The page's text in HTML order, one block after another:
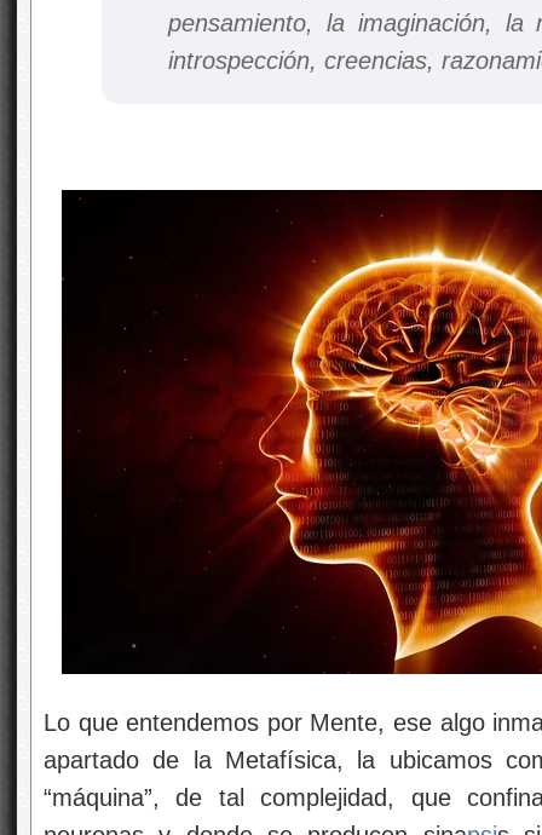
pensamiento, la imaginación, la
introspección, creencias,
Lo que entendemos por Mente, ese algo
apartado de la Metafísica, la ubicamos
“máquina”, de tal complejidad, que